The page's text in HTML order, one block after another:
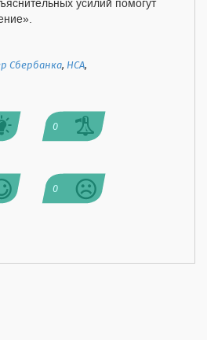
усилий помогут
Сбербанка, НСА,
0
0